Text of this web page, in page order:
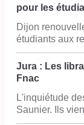
pour les
Dijon
étudiants aux
Jura : Les
Fnac
L'inquiétude
Saunier. Ils